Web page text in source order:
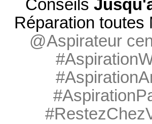
Conseils
Réparation toutes
@Aspirateur